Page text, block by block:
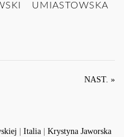
UMIASTOWSKA
NAST. »
Italia
Krystyna Jaworska